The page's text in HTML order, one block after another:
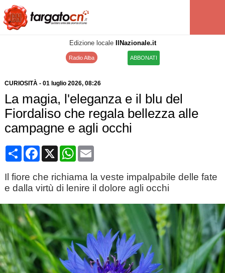
Edizione locale IlNazionale.it
Radio Alba ABBONATI
CURIOSITÀ- 01 luglio 2026, 08:26
La magia, l'eleganza e il blu del
Fiordaliso che regala bellezza alle
campagne e agli occhi
CondividiFacebook
X WhatsApp
Email
Il fiore che richiama la veste impalpabile delle fate
e dalla virtù di lenire il dolore agli occhi